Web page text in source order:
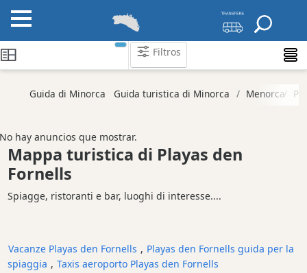
Categorie
Società
di
attività
Tour
ed
acquatici
Ristorante
Guida di Minorca Guida turistica di Minorca Menorca
No hay anuncios que mostrar.
Mappa turistica di Playas den
Fornells
Spiagge, ristoranti e bar, luoghi di interesse....
Vacanze Playas den Fornells , Playas den Fornells guida per la
spiaggia , Taxis aeroporto Playas den Fornells
Filtros